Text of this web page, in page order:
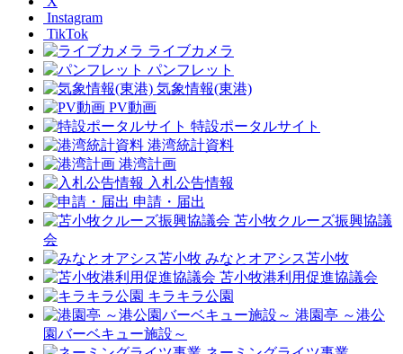
Instagram
TikTok
ライブカメラ
パンフレット
気象情報(東港)
PV動画
特設ポータルサイト
港湾統計資料
港湾計画
入札公告情報
申請・届出
苫小牧クルーズ振興協議
会
みなとオアシス苫小牧
苫小牧港利用促進協議会
キラキラ公園
港園亭 ～港公
園バーベキュー施設～